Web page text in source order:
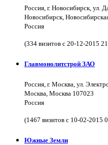
Россия, г. Новосибирск, ул.
Новосибирск,
Россия
(334 визитов с 20-12-2015
Главмонолитстрой ЗАО
Россия, г. Москва, ул.
Москва, Москва 107023
Россия
(1467 визитов с 10-02-2015
Южные Земли